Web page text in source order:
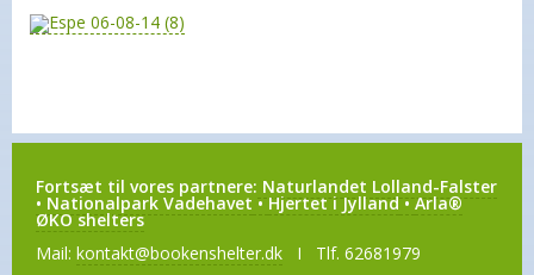
Fortsæt til vores partnere: Naturlandet Lolland-Falster
• Nationalpark Vadehavet •Hjertet i Jylland•Arla®
ØKO shelters
Mail: kontakt@bookenshelter.dk I Tlf. 62681979